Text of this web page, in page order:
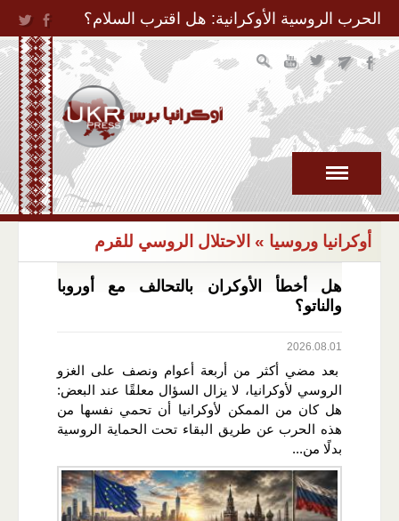
Jump to Navigation
الحرب الروسية الأوكرانية: هل اقترب السلام؟
أوكرانيا وروسيا » الاحتلال الروسي للقرم
هل أخطأ الأوكران بالتحالف مع أوروبا
والناتو؟
2026.08.01
بعد مضي أكثر من أربعة أعوام ونصف على الغزو
الروسي لأوكرانيا، لا يزال السؤال معلقًا عند البعض:
هل كان من الممكن لأوكرانيا أن تحمي نفسها من
هذه الحرب عن طريق البقاء تحت الحماية الروسية
بدلًا من...